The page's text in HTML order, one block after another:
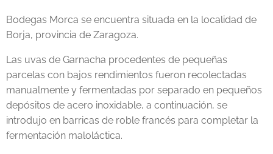
Bodegas Morca se encuentra situada en la localidad de
Borja, provincia de Zaragoza.
Las uvas de Garnacha procedentes de pequeñas
parcelas con bajos rendimientos fueron recolectadas
manualmente y fermentadas por separado en pequeños
depósitos de acero inoxidable, a continuación, se
introdujo en barricas de roble francés para completar la
fermentación maloláctica.